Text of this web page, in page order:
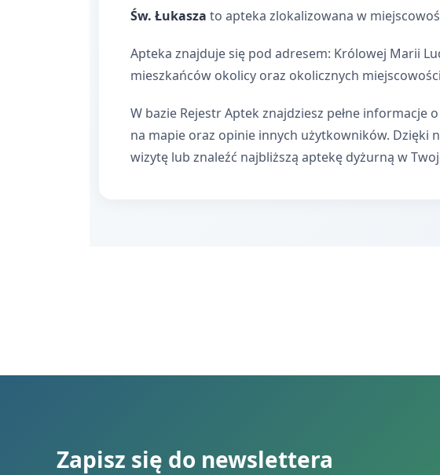
Św. Łukasza to apteka zlokalizowana w
Apteka znajduje się pod adresem: Królowej Marii
mieszkańców okolicy oraz okolicznych
W bazie Rejestr Aptek znajdziesz pełne
na mapie oraz opinie innych użytkowników. Dzięki
wizytę lub znaleźć najbliższą aptekę dyżurną w
Zapisz się do newslettera